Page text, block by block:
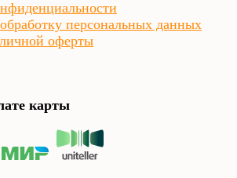
персональных данных
оферты
карты